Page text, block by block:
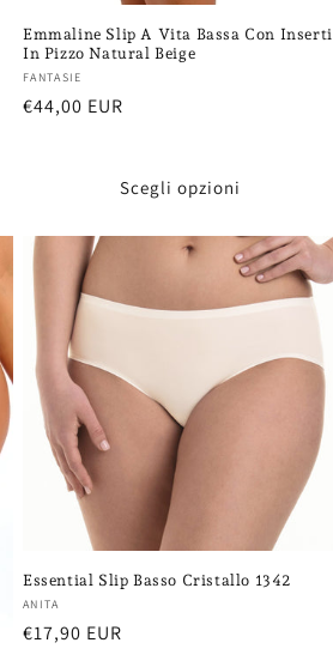
Emmaline Slip A Vita Bassa Con Inserti
In Pizzo Natural Beige
Fornitore:
FANTASIE
Prezzo
€44,00 EUR
Scegli opzioni
Essential Slip Basso Cristallo 1342
Fornitore:
ANITA
Prezzo
€17,90 EUR